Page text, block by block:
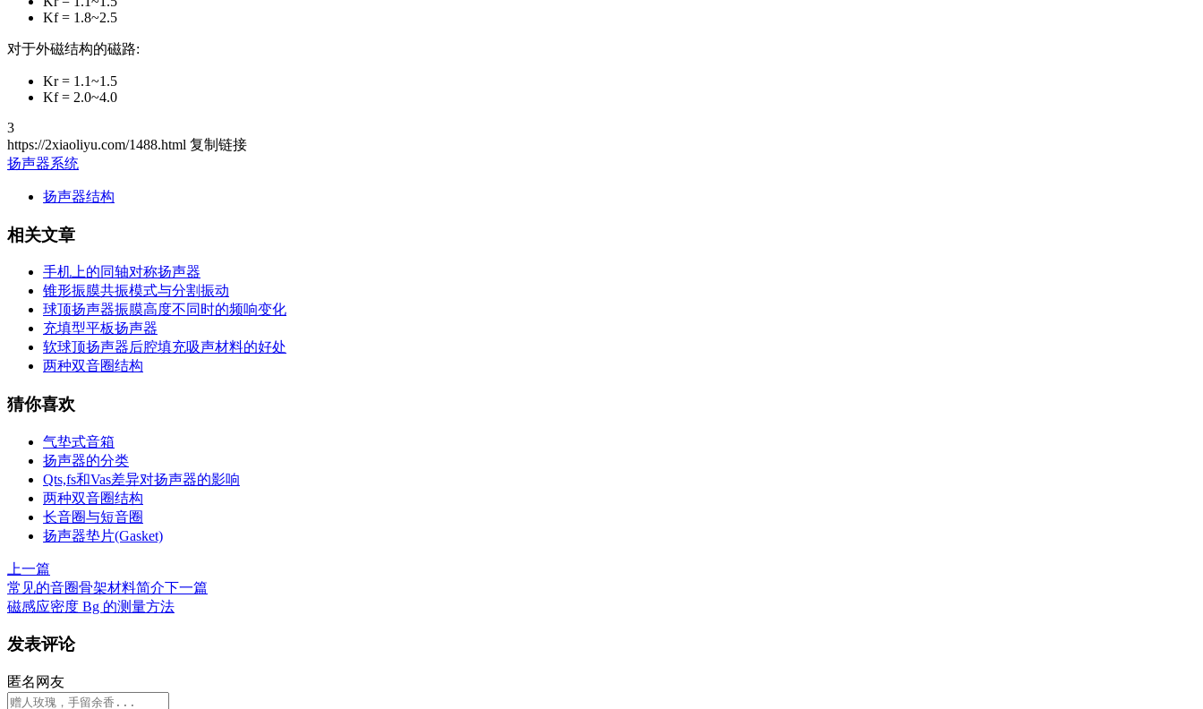
Kf = 1.8~2.5
对于外磁结构的磁路:
Kr = 1.1~1.5
Kf = 2.0~4.0
3
https://2xiaoliyu.com/1488.html 复制链接
扬声器系统
扬声器结构
相关文章
手机上的同轴对称扬声器
锥形振膜共振模式与分割振动
球顶扬声器振膜高度不同时的频响变化
充填型平板扬声器
软球顶扬声器后腔填充吸声材料的好处
两种双音圈结构
猜你喜欢
气垫式音箱
扬声器的分类
Qts,fs和Vas差异对扬声器的影响
两种双音圈结构
长音圈与短音圈
扬声器垫片(Gasket)
上一篇
常见的音圈骨架材料简介下一篇
磁感应密度 Bg 的测量方法
发表评论
匿名网友